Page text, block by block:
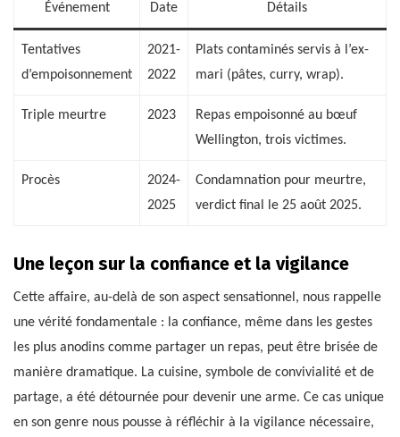
Événement Date Détails
Tentatives
d’empoisonnement
2021-
2022
Plats contaminés servis à l’ex-
mari (pâtes, curry, wrap).
Triple meurtre 2023
Repas empoisonné au bœuf
Wellington, trois victimes.
Procès
2024-
2025
Condamnation pour meurtre,
verdict final le 25 août 2025.
Une leçon sur la confiance et la vigilance
Cette affaire, au-delà de son aspect sensationnel, nous rappelle
une vérité fondamentale : la confiance, même dans les gestes
les plus anodins comme partager un repas, peut être brisée de
manière dramatique. La cuisine, symbole de convivialité et de
partage, a été détournée pour devenir une arme. Ce cas unique
en son genre nous pousse à réfléchir à la vigilance nécessaire,